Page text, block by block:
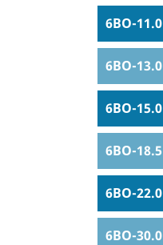
6BO-11.0
6BO-13.0
6BO-15.0
6BO-18.5
6BO-22.0
6BO-30.0